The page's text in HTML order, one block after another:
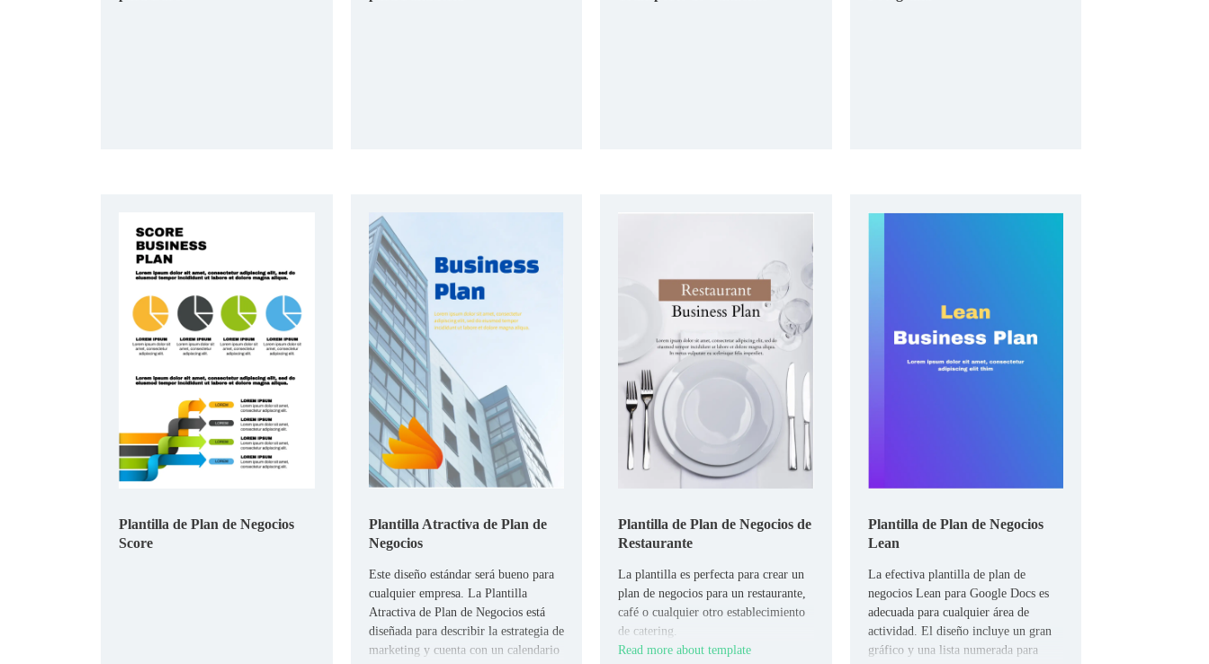
Plantilla de Plan de Negocios
Score
Plantilla Atractiva de Plan de
Negocios
Este diseño estándar será bueno para
cualquier empresa. La Plantilla
Atractiva de Plan de Negocios está
diseñada para describir la estrategia de
marketing y cuenta con un calendario
Plantilla de Plan de Negocios de
Restaurante
La plantilla es perfecta para crear un
plan de negocios para un restaurante,
café o cualquier otro establecimiento
de catering.
Read more about template
Plantilla de Plan de Negocios
Lean
La efectiva plantilla de plan de
negocios Lean para Google Docs es
adecuada para cualquier área de
actividad. El diseño incluye un gran
gráfico y una lista numerada para